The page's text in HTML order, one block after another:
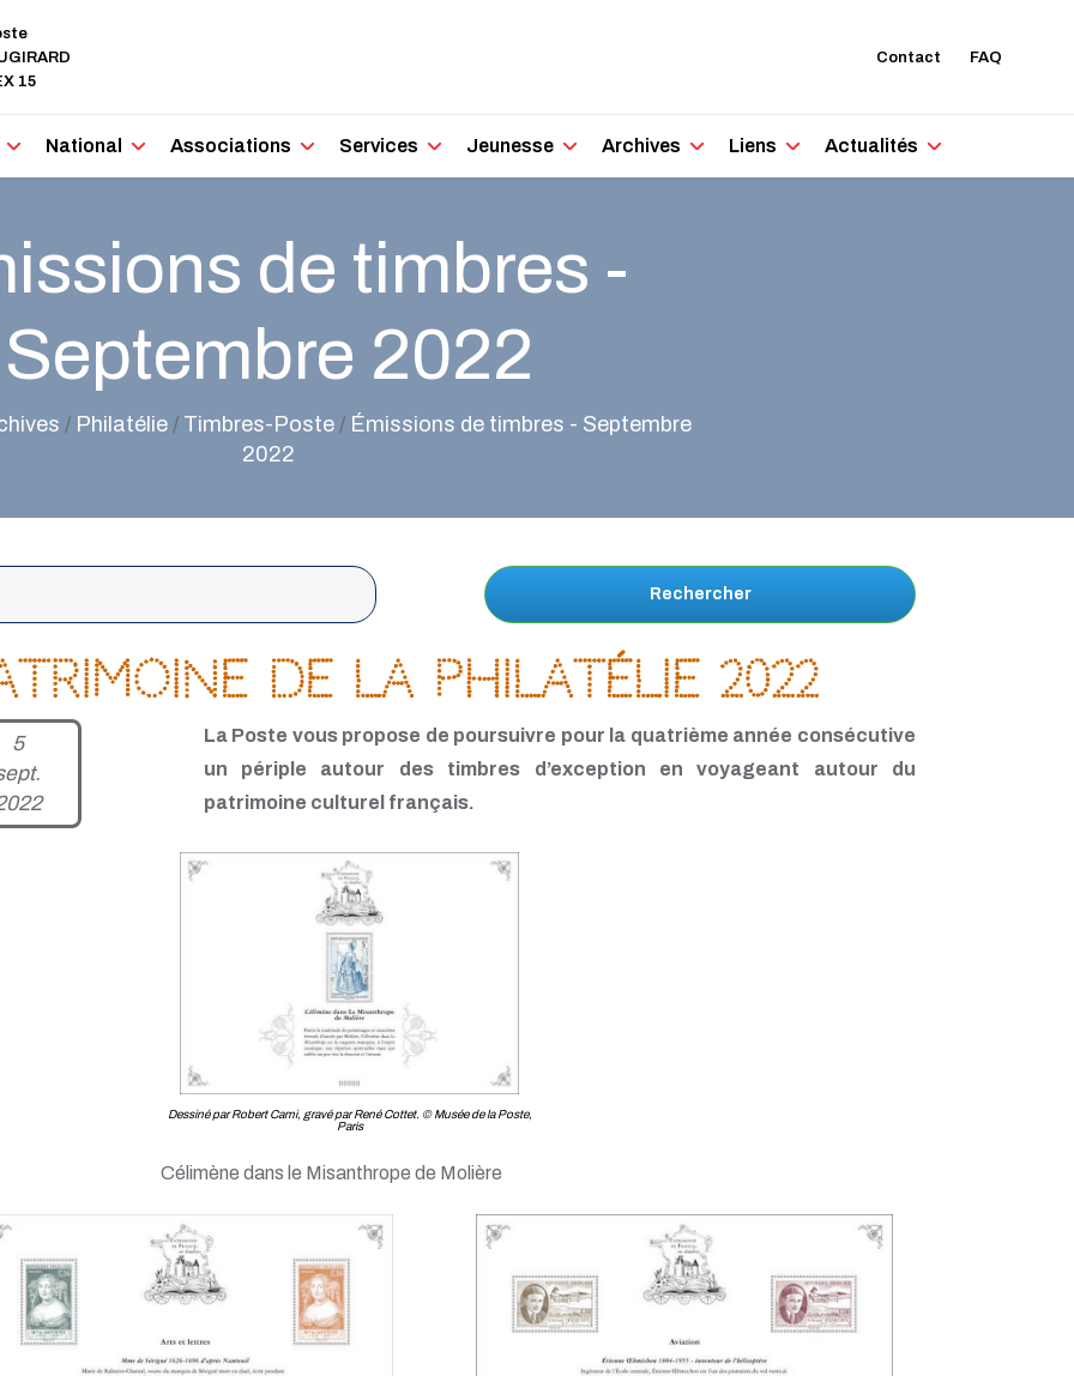
15
Contact FAQ
National Associations Services Jeunesse Archives Liens Actualités
de timbres -
Septembre 2022
/ Philatélie/ Timbres-Poste/ Émissions de timbres - Septembre
2022
Rechercher
de la Philatélie 2022
5
La Poste vous propose de poursuivre pour la quatrième année consécutive
un périple autour des timbres d’exception en voyageant autour du
patrimoine culturel français.
Dessiné par Robert Cami, gravé par René Cottet. © Musée de la Poste,
Paris
Célimène dans le Misanthrope de Molière